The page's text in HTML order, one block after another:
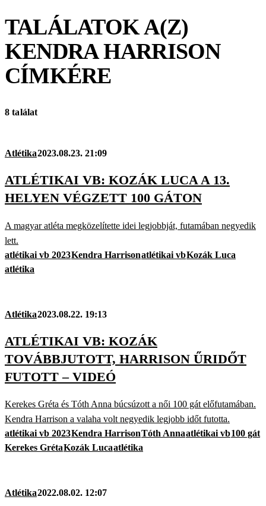
TALÁLATOK A(Z)
KENDRA HARRISON
CÍMKÉRE
8 találat
Atlétika2023.08.23. 21:09
ATLÉTIKAI VB: KOZÁK LUCA A 13.
HELYEN VÉGZETT 100 GÁTON
A magyar atléta megközelítette idei legjobbját, futamában negyedik
lett.
atlétikai vb 2023Kendra Harrisonatlétikai vbKozák Luca
atlétika
Atlétika2023.08.22. 19:13
ATLÉTIKAI VB: KOZÁK
TOVÁBBJUTOTT, HARRISON ŰRIDŐT
FUTOTT – VIDEÓ
Kerekes Gréta és Tóth Anna búcsúzott a női 100 gát előfutamában.
Kendra Harrison a valaha volt negyedik legjobb időt futotta.
atlétikai vb 2023Kendra HarrisonTóth Annaatlétikai vb100 gát
Kerekes GrétaKozák Lucaatlétika
Atlétika2022.08.02. 12:07